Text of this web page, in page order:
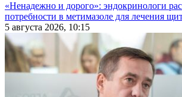
«Ненадежно и дорого»: эндокринологи
потребности в метимазоле для лечения
5 августа 2026, 10:15